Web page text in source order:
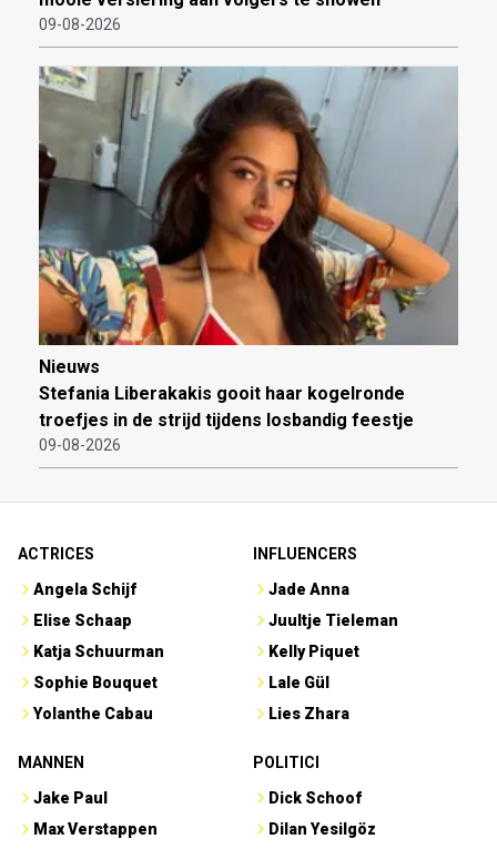
09-08-2026
Nieuws
Stefania Liberakakis gooit haar kogelronde
troefjes in de strijd tijdens losbandig feestje
09-08-2026
ACTRICES
Angela Schijf
Elise Schaap
Katja Schuurman
Sophie Bouquet
Yolanthe Cabau
INFLUENCERS
Jade Anna
Juultje Tieleman
Kelly Piquet
Lale Gül
Lies Zhara
MANNEN
Jake Paul
Max Verstappen
POLITICI
Dick Schoof
Dilan Yesilgöz